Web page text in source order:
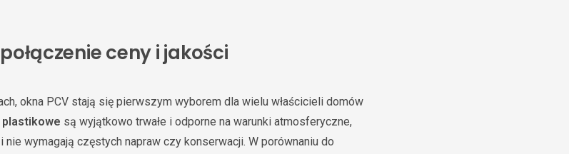
ceny i jakości
okna PCV stają się pierwszym wyborem dla wielu właścicieli domów
plastikowe są wyjątkowo trwałe i odporne na warunki atmosferyczne,
nie wymagają częstych napraw czy konserwacji. W porównaniu do